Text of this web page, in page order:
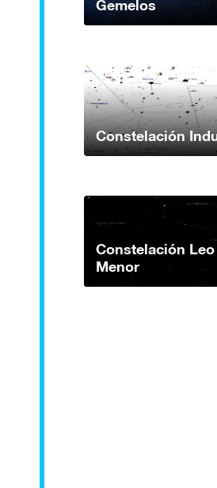
Gemelos
Constelación
Constelación
Menor